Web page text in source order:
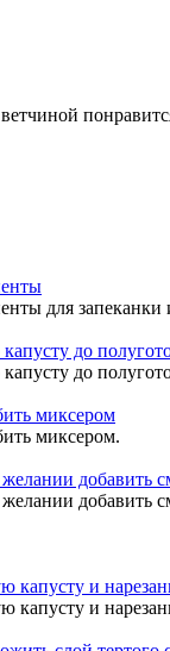
для запеканки
до
миксером.
добавить
и